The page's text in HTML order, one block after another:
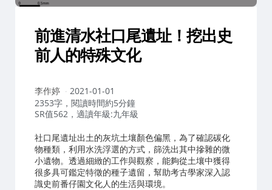
前進清水社口尾遺址！挖出史
前人的特殊文化
作
者：
李作婷
2021-01-01
2353字，閱讀時間約5分鐘
SR值562，適讀年級:九年級
社口尾遺址出土的灰坑土壤顏色偏黑，為了確認碳化
物種類，利用水洗浮選的方式，篩洗出其中摻雜的微
小遺物。透過細緻的工作與觀察，能夠從土壤中獲得
很多具可鑑定特徵的種子遺留，幫助考古學家深入認
識史前番仔園文化人的生活與環境。